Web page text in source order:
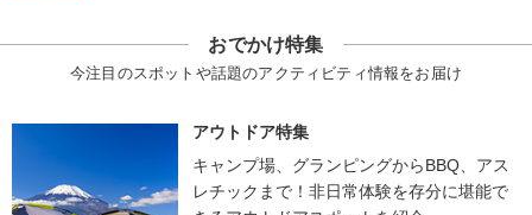
おでかけ特集
今注目のスポットや話題のアクティビティ情報をお届け
アウトドア特集
キャンプ場、グランピングからBBQ、アス
レチックまで！非日常体験を存分に堪能で